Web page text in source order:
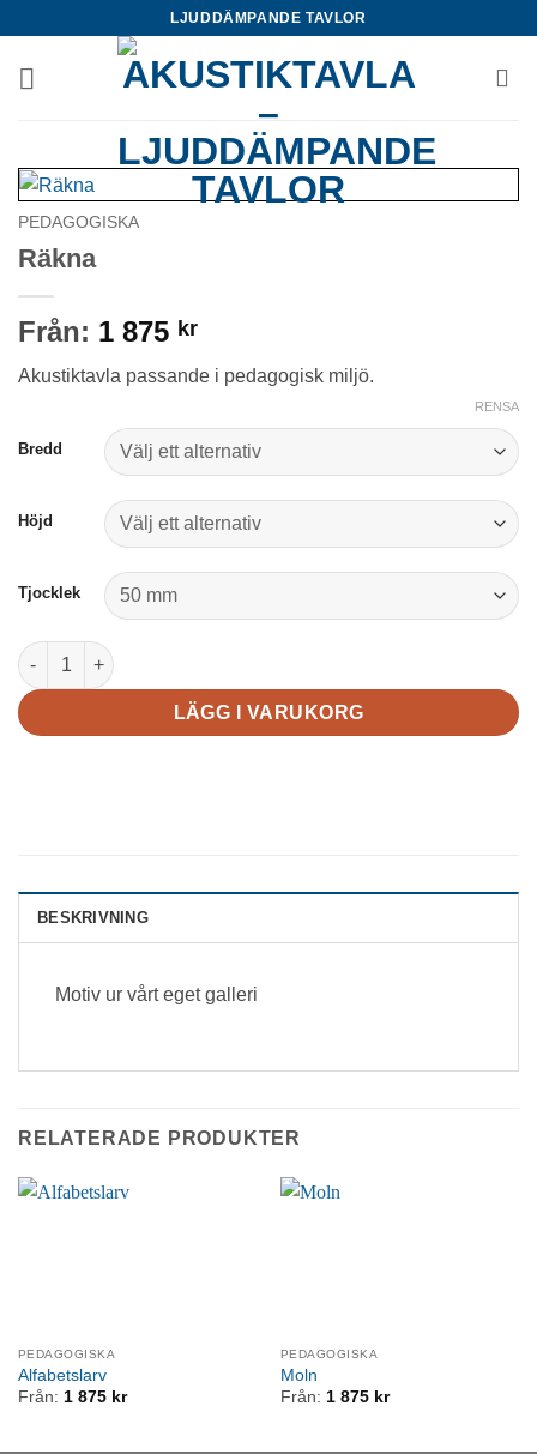
content
LJUDDÄMPANDE TAVLOR
PEDAGOGISKA
Räkna
Från: 1 875 kr
Akustiktavla passande i pedagogisk miljö.
Bredd
Höjd
Tjocklek
RENSA
Räkna mängd
LÄGG I VARUKORG
BESKRIVNING
Motiv ur vårt eget galleri
RELATERADE PRODUKTER
PEDAGOGISKA
Alfabetslarv
Från: 1 875 kr
PEDAGOGISKA
Moln
Från: 1 875 kr